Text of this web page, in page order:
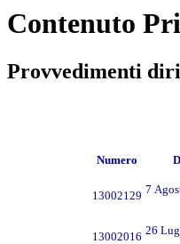
Contenuto
Provvedimenti
Numero
13002129 7
13002016 26